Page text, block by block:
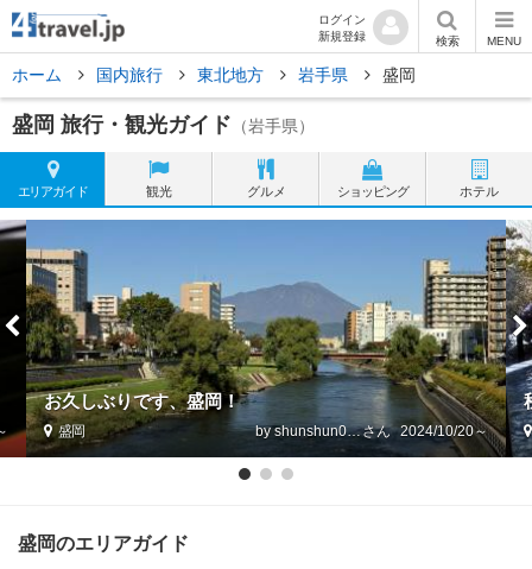
ログイン
新規登録
検索 MENU
ホーム 国内旅行 東北地方 岩手県 盛岡
盛岡 旅行・観光ガイド （岩手県）
エリアガイド 観光 グルメ ショッピング ホテル
お久しぶりです、盛岡！
盛岡 by shunshun0728 2024/10/20～
盛岡のエリアガイド